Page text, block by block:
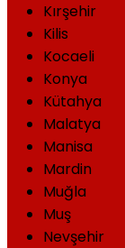
Kırşehir
Kilis
Kocaeli
Konya
Kütahya
Malatya
Manisa
Mardin
Muğla
Muş
Nevşehir